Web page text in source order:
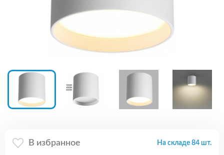
В избранное На складе 84 шт.